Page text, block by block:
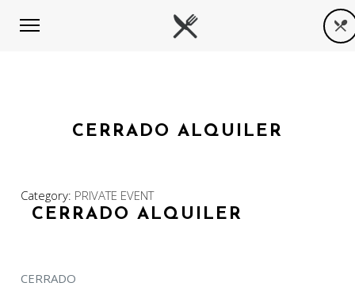
CERRADO ALQUILER
Category: PRIVATE EVENT
CERRADO ALQUILER
CERRADO